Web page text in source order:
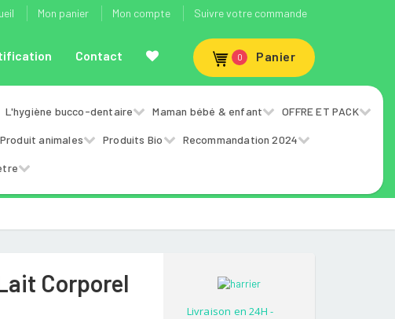
Mon panier Mon compte Suivre votre commande
Contact 0 Panier
L'hygiène bucco-dentaire Maman bébé & enfant OFFRE ET PACK
Produit animales Produits Bio Recommandation 2024
Corporel
Livraison en 24H -